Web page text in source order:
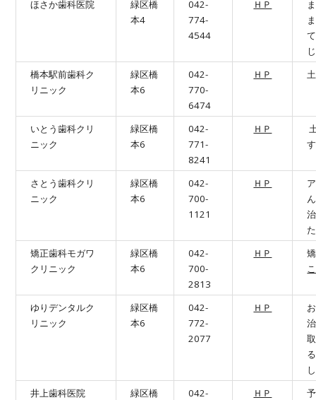
ほさか歯科医院
緑区橋
本4
042-
774-
4544
ＨＰ
橋本駅前歯科ク
リニック
緑区橋
本6
042-
770-
6474
ＨＰ
いとう歯科クリ
ニック
緑区橋
本6
042-
771-
8241
ＨＰ
す
さとう歯科クリ
ニック
緑区橋
本6
042-
700-
1121
ＨＰ
矯正歯科モガワ
クリニック
緑区橋
本6
042-
700-
2813
ＨＰ
ゆりデンタルク
リニック
緑区橋
本6
042-
772-
2077
ＨＰ
井上歯科医院
緑区橋
042-
ＨＰ